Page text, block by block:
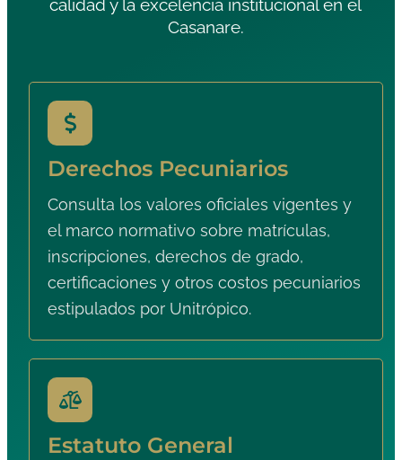
calidad y la excelencia institucional en el
Casanare.
Derechos Pecuniarios
Consulta los valores oficiales vigentes y
el marco normativo sobre matrículas,
inscripciones, derechos de grado,
certificaciones y otros costos pecuniarios
estipulados por Unitrópico.
Estatuto General